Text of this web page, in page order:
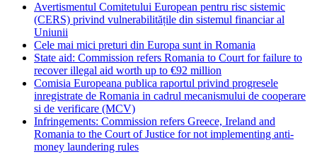
Avertismentul Comitetului European pentru risc sistemic
(CERS) privind vulnerabilitățile din sistemul financiar al
Uniunii
Cele mai mici preturi din Europa sunt in Romania
State aid: Commission refers Romania to Court for failure to
recover illegal aid worth up to €92 million
Comisia Europeana publica raportul privind progresele
inregistrate de Romania in cadrul mecanismului de cooperare
si de verificare (MCV)
Infringements: Commission refers Greece, Ireland and
Romania to the Court of Justice for not implementing anti-
money laundering rules